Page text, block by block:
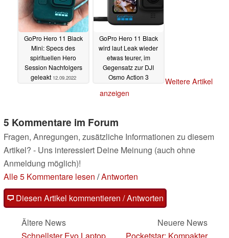
GoPro Hero 11 Black
Mini: Specs des
spirituellen Hero
Session Nachfolgers
geleakt 12.09.2022
GoPro Hero 11 Black
wird laut Leak wieder
etwas teurer, im
Gegensatz zur DJI
Osmo Action 3
Weitere Artikel
anzeigen
5 Kommentare im Forum
Fragen, Anregungen, zusätzliche Informationen zu diesem
Artikel? - Uns interessiert Deine Meinung (auch ohne
Anmeldung möglich)!
Alle 5 Kommentare lesen /Antworten
Diesen Artikel kommentieren / Antworten
Ältere News
Schnellster Evo Laptop
Neuere News
Pocketstar: Kompakter